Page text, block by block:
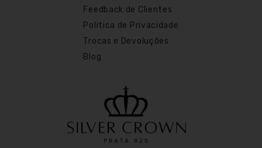
Feedback de Clientes
Politica de Privacidade
Trocas e Devoluções
Blog